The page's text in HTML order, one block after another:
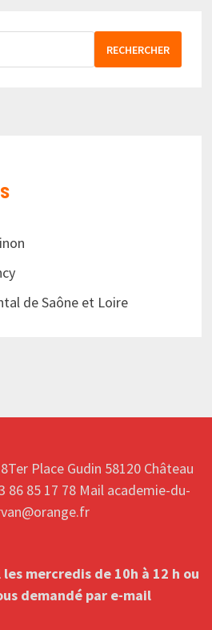
RECHERCHER
de Saône et Loire
Place Gudin 58120 Château
86 85 17 78 Mail academie-du-
mercredis de 10h à 12 h ou
demandé par e-mail